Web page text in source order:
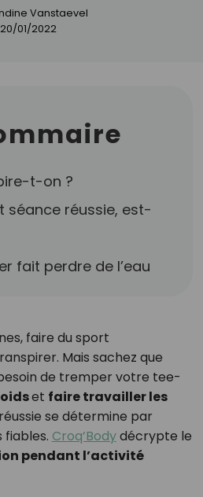
Vanstaevel
20/01/2022
t-on ?
séance réussie, est-
fait perdre de l’eau
faire du sport
Mais sachez que
de tremper votre tee-
et faire travailler les
se détermine par
fiables. Croq’Bodydécrypte le
pendant l’activité